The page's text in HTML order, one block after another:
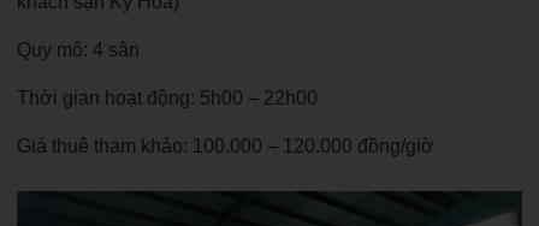
Quy mô: 4 sân
Thời gian hoạt động: 5h00 – 22h00
Giá thuê tham khảo: 100.000 – 120.000 đồng/giờ